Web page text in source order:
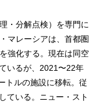
・分解点検）を専門に
マレーシアは、首都圏
強化する。現在は同空
いるが、2021〜22年
トルの施設に移転。従
ている。ニュー・スト